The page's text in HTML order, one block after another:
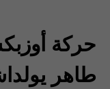
حركة
طاهر